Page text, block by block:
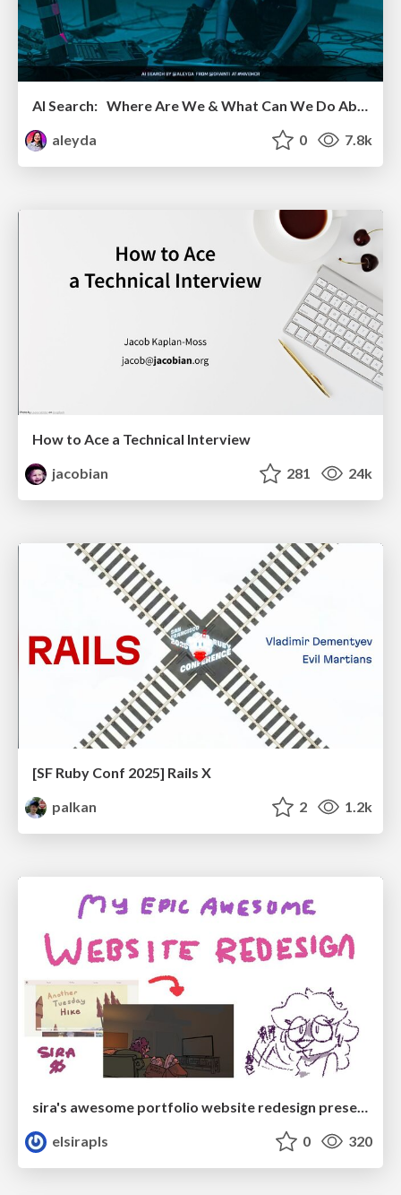
aleyda
0 7.8k
How to Ace a Technical Interview
jacobian
281 24k
[SF Ruby Conf 2025] Rails X
palkan
2 1.2k
sira's awesome portfolio website redesign presentation
elsirapls
0 320